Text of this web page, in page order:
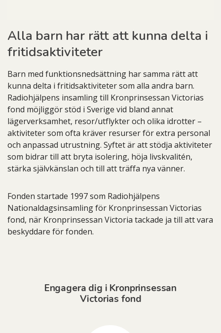
Alla barn har rätt att kunna delta i
fritidsaktiviteter
Barn med funktionsnedsättning har samma rätt att
kunna delta i fritidsaktiviteter som alla andra barn.
Radiohjälpens insamling till Kronprinsessan Victorias
fond möjliggör stöd i Sverige vid bland annat
lägerverksamhet, resor/utflykter och olika idrotter –
aktiviteter som ofta kräver resurser för extra personal
och anpassad utrustning. Syftet är att stödja aktiviteter
som bidrar till att bryta isolering, höja livskvalitén,
stärka självkänslan och till att träffa nya vänner.
Fonden startade 1997 som Radiohjälpens
Nationaldagsinsamling för Kronprinsessan Victorias
fond, när Kronprinsessan Victoria tackade ja till att vara
beskyddare för fonden.
Engagera dig i Kronprinsessan
Victorias fond